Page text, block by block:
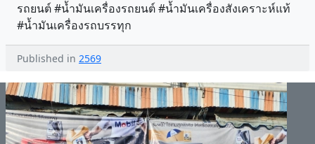
รถยนต์ #น้ำมันเครื่องรถยนต์ #น้ำมันเครื่องสังเคราะห์แท้
#น้ำมันเครื่องรถบรรทุก
Published in 2569